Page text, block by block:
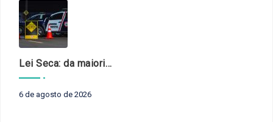
Lei Seca: da maioridade à maturidade
6 de agosto de 2026